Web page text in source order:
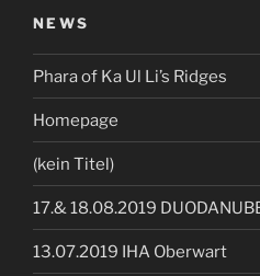
NEWS
Phara of Ka Ul Li’s Ridges
Homepage
(kein Titel)
17.& 18.08.2019
13.07.2019 IHA Oberwart